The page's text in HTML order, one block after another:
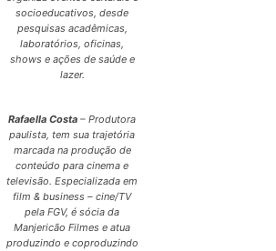
socioeducativos, desde
pesquisas acadêmicas,
laboratórios, oficinas,
shows e ações de saúde e
lazer.
Rafaella Costa – Produtora
paulista, tem sua trajetória
marcada na produção de
conteúdo para cinema e
televisão. Especializada em
film & business – cine/TV
pela FGV, é sócia da
Manjericão Filmes e atua
produzindo e coproduzindo